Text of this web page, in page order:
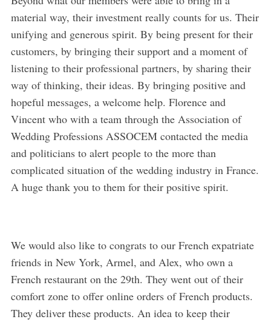
material way, their investment really counts for us. Their
unifying and generous spirit. By being present for their
customers, by bringing their support and a moment of
listening to their professional partners, by sharing their
way of thinking, their ideas. By bringing positive and
hopeful messages, a welcome help. Florence and
Vincent who with a team through the Association of
Wedding Professions ASSOCEM contacted the media
and politicians to alert people to the more than
complicated situation of the wedding industry in France.
A huge thank you to them for their positive spirit.
We would also like to congrats to our French expatriate
friends in New York, Armel, and Alex, who own a
French restaurant on the 29th. They went out of their
comfort zone to offer online orders of French products.
They deliver these products. An idea to keep their